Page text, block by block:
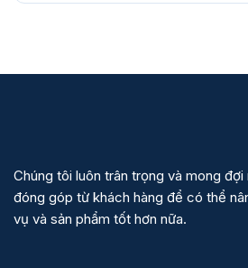
Chúng tôi luôn trân trọng và mong
đóng góp từ khách hàng để có thể
vụ và sản phẩm tốt hơn nữa.